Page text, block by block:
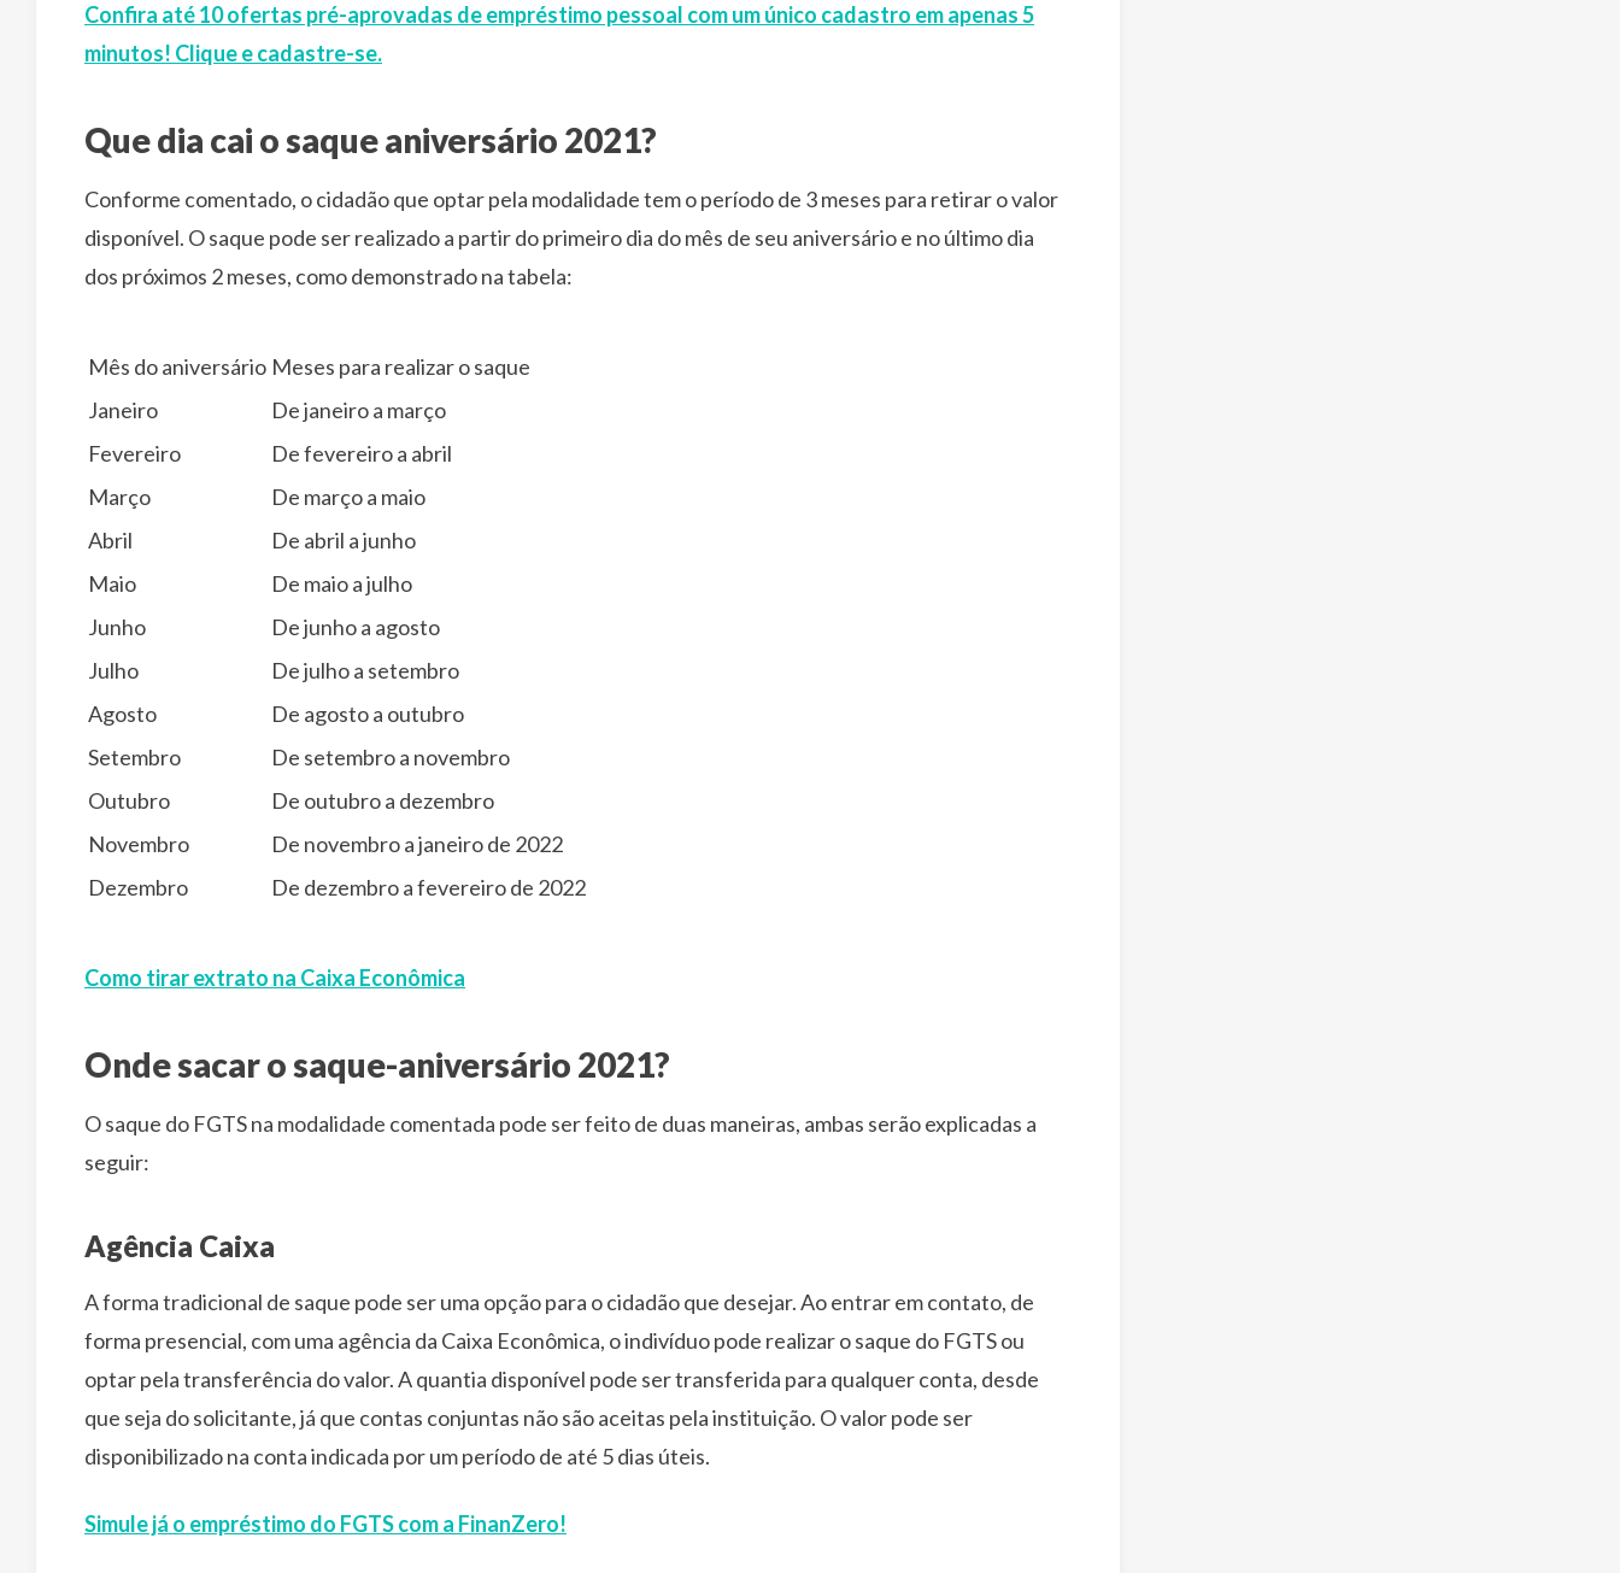
Confira até 10 ofertas pré-aprovadas de empréstimo pessoal com um único cadastro em apenas 5
minutos! Clique e cadastre-se.
Que dia cai o saque aniversário 2021?
Conforme comentado, o cidadão que optar pela modalidade tem o período de 3 meses para retirar o valor
disponível. O saque pode ser realizado a partir do primeiro dia do mês de seu aniversário e no último dia
dos próximos 2 meses, como demonstrado na tabela:
Mês do aniversário Meses para realizar o saque
Janeiro
De janeiro a março
Fevereiro
De fevereiro a abril
Março
De março a maio
Abril
De abril a junho
Maio
De maio a julho
Junho
De junho a agosto
Julho
De julho a setembro
Agosto
De agosto a outubro
Setembro
De setembro a novembro
Outubro
De outubro a dezembro
Novembro
De novembro a janeiro de 2022
Dezembro
De dezembro a fevereiro de 2022
Como tirar extrato na Caixa Econômica
Onde sacar o saque-aniversário 2021?
O saque do FGTS na modalidade comentada pode ser feito de duas maneiras, ambas serão explicadas a
seguir:
Agência Caixa
A forma tradicional de saque pode ser uma opção para o cidadão que desejar. Ao entrar em contato, de
forma presencial, com uma agência da Caixa Econômica, o indivíduo pode realizar o saque do FGTS ou
optar pela transferência do valor. A quantia disponível pode ser transferida para qualquer conta, desde
que seja do solicitante, já que contas conjuntas não são aceitas pela instituição. O valor pode ser
disponibilizado na conta indicada por um período de até 5 dias úteis.
Simule já o empréstimo do FGTS com a FinanZero!